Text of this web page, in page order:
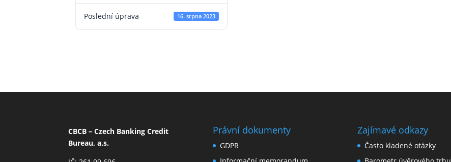
Poslední úprava 16. srpna 2023
CBCB – Czech Banking Credit
Bureau, a.s.
Právní dokumenty
GDPR
Zajímavé odkazy
Často kladené otázky